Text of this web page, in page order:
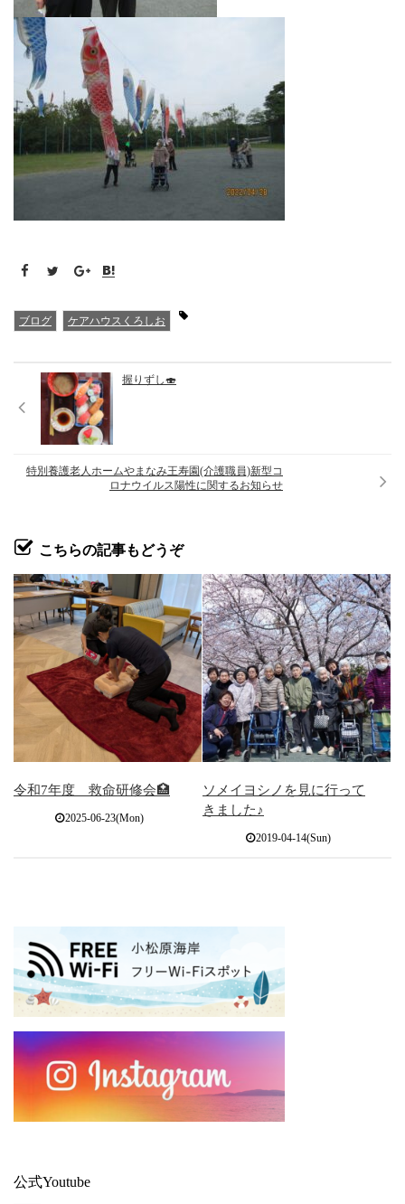
ブログ ケアハウスくろしお
握りずし🍣
特別養護老人ホームやまなみ王寿園(介護職員)新型コ
ロナウイルス陽性に関するお知らせ
こちらの記事もどうぞ
令和7年度 救命研修会🏥
2025-06-23(Mon)
ソメイヨシノを見に行って
きました♪
2019-04-14(Sun)
公式Youtube